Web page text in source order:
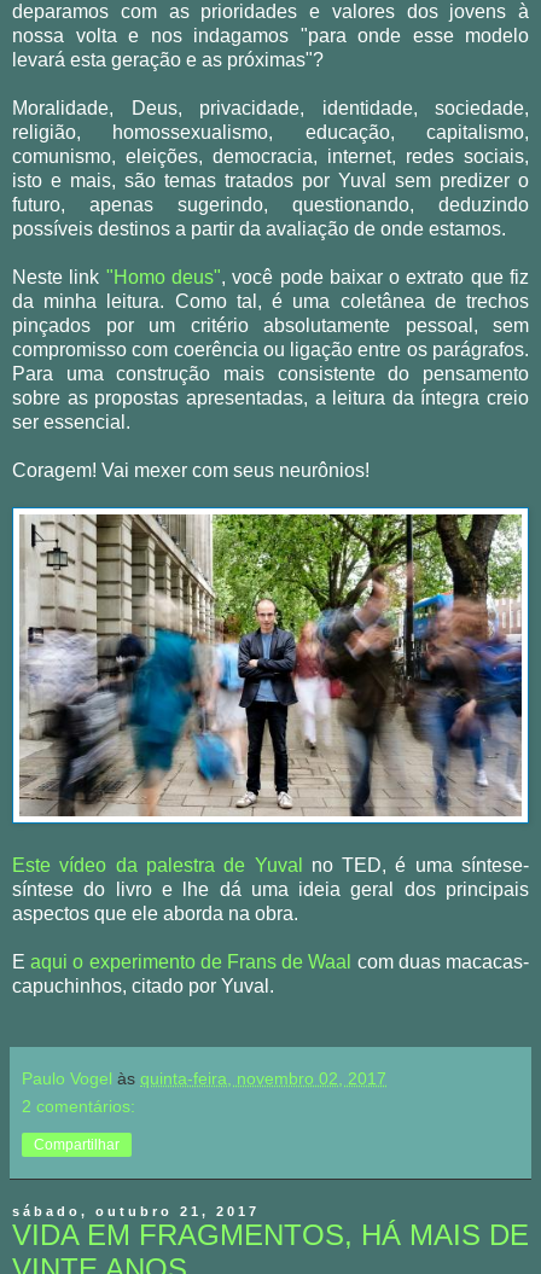
deparamos com as prioridades e valores dos jovens à
nossa volta e nos indagamos "para onde esse modelo
levará esta geração e as próximas"?
Moralidade, Deus, privacidade, identidade, sociedade,
religião, homossexualismo, educação, capitalismo,
comunismo, eleições, democracia, internet, redes sociais,
isto e mais, são temas tratados por Yuval sem predizer o
futuro, apenas sugerindo, questionando, deduzindo
possíveis destinos a partir da avaliação de onde estamos.
Neste link "Homo deus", você pode baixar o extrato que fiz
da minha leitura. Como tal, é uma coletânea de trechos
pinçados por um critério absolutamente pessoal, sem
compromisso com coerência ou ligação entre os parágrafos.
Para uma construção mais consistente do pensamento
sobre as propostas apresentadas, a leitura da íntegra creio
ser essencial.
Coragem! Vai mexer com seus neurônios!
Este vídeo da palestra de Yuval
no TED, é uma síntese-
síntese do livro e lhe dá uma ideia geral dos principais
aspectos que ele aborda na obra.
Eaqui o experimento de Frans de Waal com duas macacas-
capuchinhos, citado por Yuval .
Paulo Vogel às quinta-feira, novembro 02, 2017
2 comentários:
Compartilhar
sábado, outubro 21, 2017
VIDA EM FRAGMENTOS, HÁ MAIS DE